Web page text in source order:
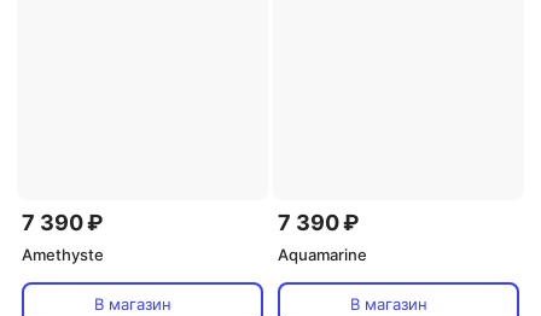
7 390 ₽
Amethyste
В магазин
7 390 ₽
Aquamarine
В магазин